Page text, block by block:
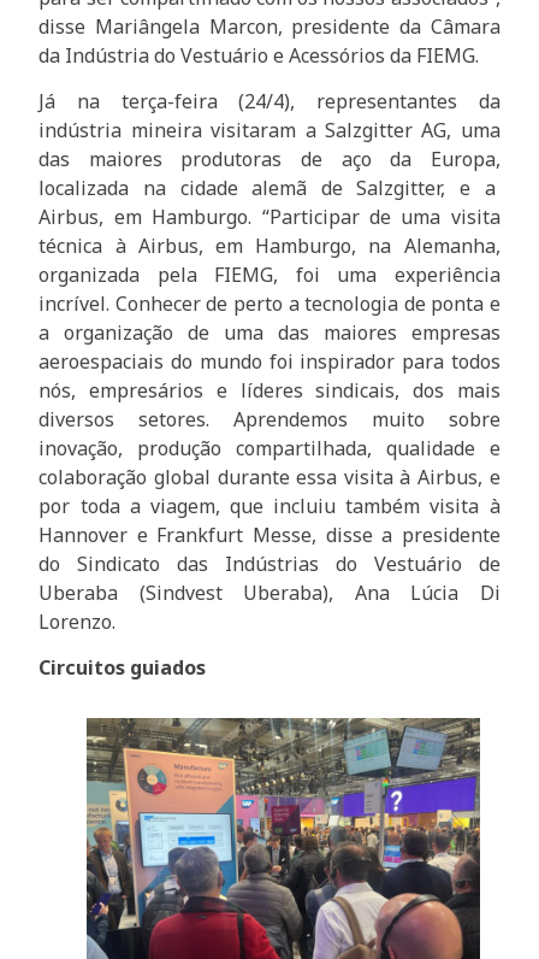
disse Mariângela Marcon, presidente da Câmara
da Indústria do Vestuário e Acessórios da FIEMG.
Já na terça-feira (24/4), representantes da
indústria mineira visitaram a Salzgitter AG, uma
das maiores produtoras de aço da Europa,
localizada na cidade alemã de Salzgitter, e a
Airbus, em Hamburgo. “Participar de uma visita
técnica à Airbus, em Hamburgo, na Alemanha,
organizada pela FIEMG, foi uma experiência
incrível. Conhecer de perto a tecnologia de ponta e
a organização de uma das maiores empresas
aeroespaciais do mundo foi inspirador para todos
nós, empresários e líderes sindicais, dos mais
diversos setores. Aprendemos muito sobre
inovação, produção compartilhada, qualidade e
colaboração global durante essa visita à Airbus, e
por toda a viagem, que incluiu também visita à
Hannover e Frankfurt Messe, disse a presidente
do Sindicato das Indústrias do Vestuário de
Uberaba (Sindvest Uberaba), Ana Lúcia Di
Lorenzo.
Circuitos guiados